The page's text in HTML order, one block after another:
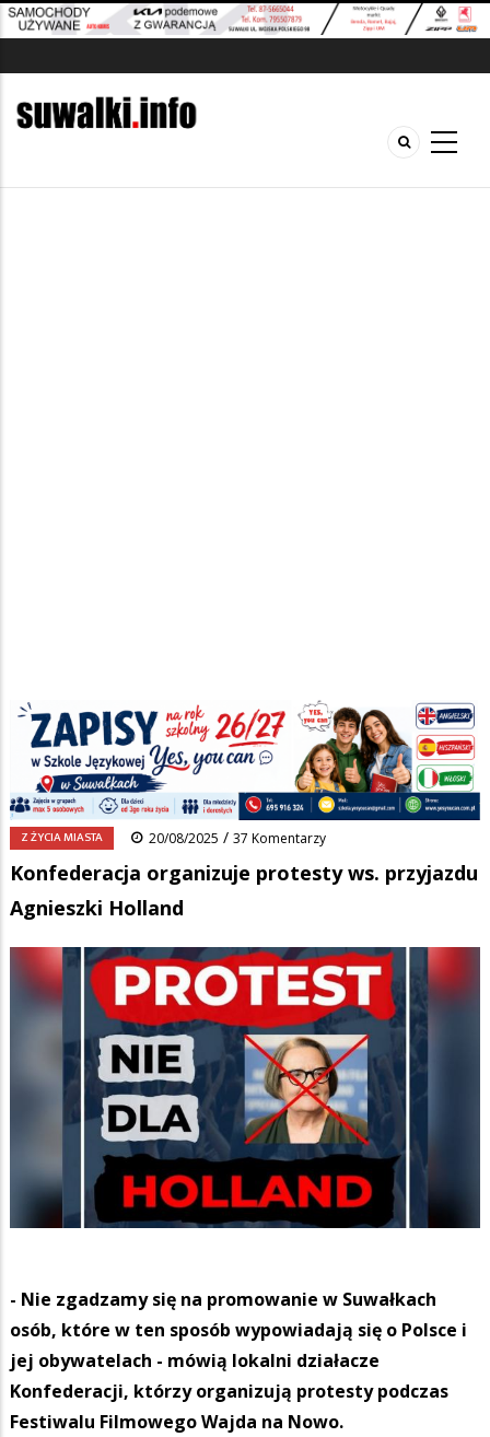
Ścieżka
nawigacyjna
Strona główna/Wiadomości /Z życia miasta/
Konfederacja organizuje protesty ws. przyjazdu Agnieszki Holland
Facebook PinterestTumblr
0 Reddit Share
Z ŻYCIA MIASTA 20/08/2025 / 37 Komentarzy
Konfederacja organizuje protesty ws. przyjazdu
Agnieszki Holland
- Nie zgadzamy się na promowanie w Suwałkach
osób, które w ten sposób wypowiadają się o Polsce i
jej obywatelach - mówią lokalni działacze
Konfederacji, którzy organizują protesty podczas
Festiwalu Filmowego Wajda na Nowo.